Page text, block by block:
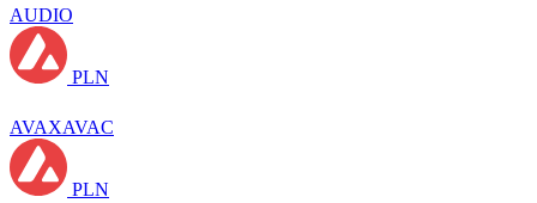
AUDIO
PLN
AVAXAVAC
PLN